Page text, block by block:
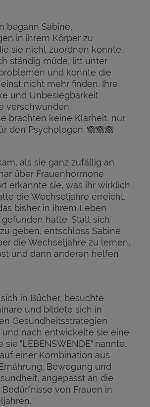
begann Sabine,
in ihrem Körper zu
sie nicht zuordnen konnte.
ständig müde, litt unter
und konnte die
nicht mehr finden. Ihre
und Unbesiegbarkeit
verschwunden.
brachten keine Klarheit, nur
den Psychologen. 🙈🙈🙈
als sie ganz zufällig an
über Frauenhormone
erkannte sie, was ihr wirklich
die Wechseljahre erreicht,
bisher in ihrem Leben
hatte. Statt sich
geben, entschloss Sabine
die Wechseljahre zu lernen,
und dann anderen helfen
in Bücher, besuchte
und bildete sich in
Gesundheitsstrategien
und nach entwickelte sie eine
sie "LEBENSWENDE" nannte.
einer Kombination aus
Bewegung und
angepasst an die
von Frauen in